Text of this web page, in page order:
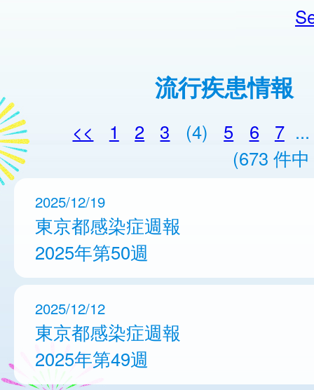
流行疾患情報
<< 1 2 3 (4) 5 6 7 ...
(673 件
2025/12/19
東京都感染症週報
2025年第50週
2025/12/12
東京都感染症週報
2025年第49週